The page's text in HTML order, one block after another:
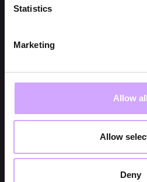
Statistics
Marketing
Allow all
Allow
Deny